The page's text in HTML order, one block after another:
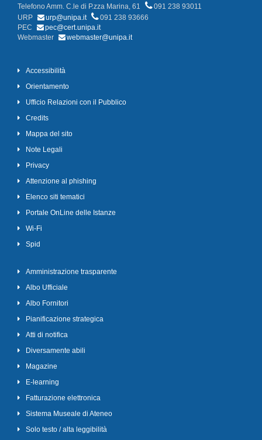
Telefono Amm. C.le di P.zza Marina, 61
091 238 93011
URP
urp@unipa.it
091 238 93666
PEC
pec@cert.unipa.it
Webmaster
webmaster@unipa.it
Accessibilità
Orientamento
Ufficio Relazioni con il Pubblico
Credits
Mappa del sito
Note Legali
Privacy
Attenzione al phishing
Elenco siti tematici
Portale OnLine delle Istanze
Wi-Fi
Spid
Amministrazione trasparente
Albo Ufficiale
Albo Fornitori
Pianificazione strategica
Atti di notifica
Diversamente abili
Magazine
E-learning
Fatturazione elettronica
Sistema Museale di Ateneo
Solo testo / alta leggibilità